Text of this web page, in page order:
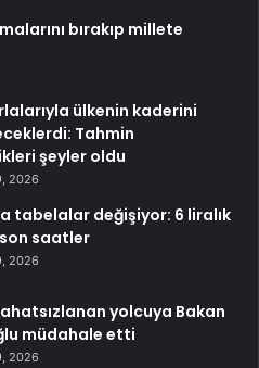
bırakıp millete
ülkenin kaderini
Tahmin
şeyler oldu
2026
tabelalar değişiyor: 6 liralık
saatler
2026
yolcuya Bakan
müdahale etti
2026